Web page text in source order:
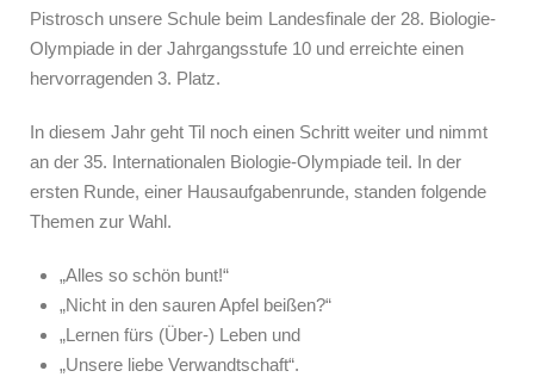
Pistrosch unsere Schule beim Landesfinale der 28. Biologie-
Olympiade in der Jahrgangsstufe 10 und erreichte einen
hervorragenden 3. Platz.
In diesem Jahr geht Til noch einen Schritt weiter und nimmt
an der 35. Internationalen Biologie-Olympiade teil. In der
ersten Runde, einer Hausaufgabenrunde, standen folgende
Themen zur Wahl.
„Alles so schön bunt!“
„Nicht in den sauren Apfel beißen?“
„Lernen fürs (Über-) Leben und
„Unsere liebe Verwandtschaft“.